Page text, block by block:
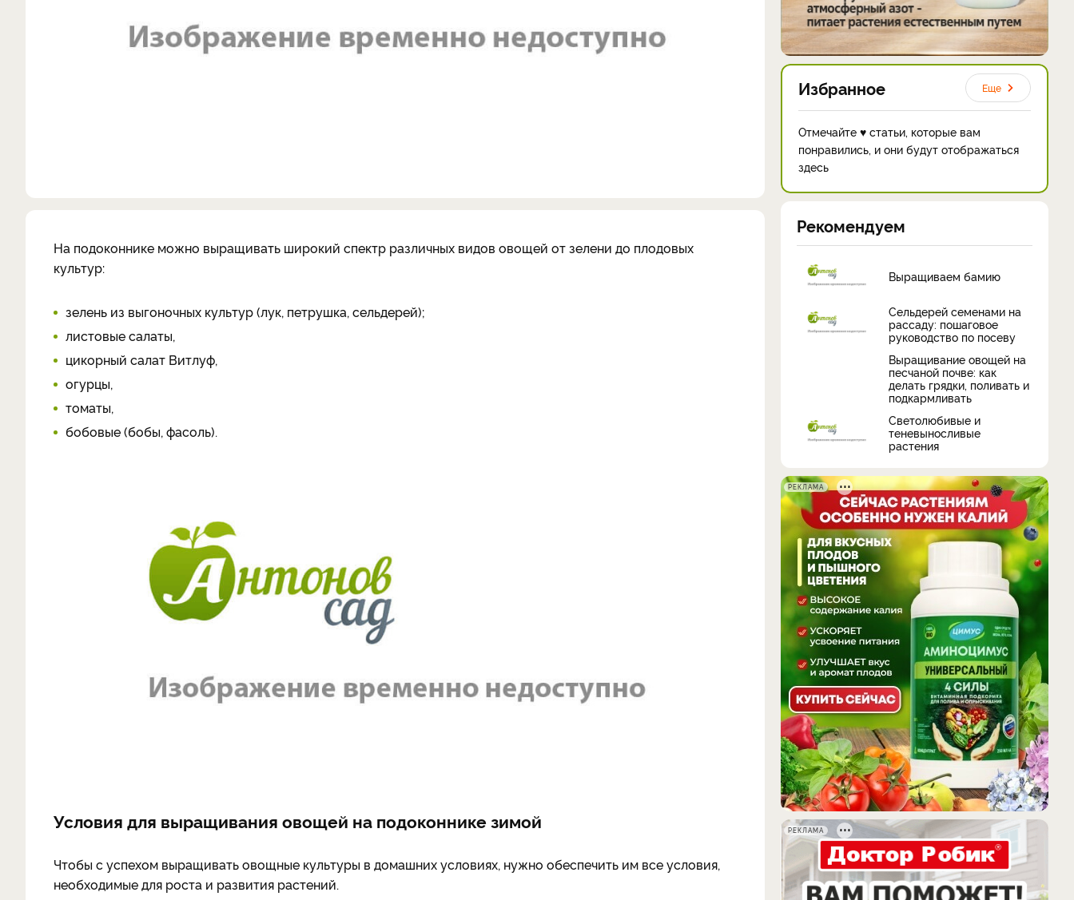
На подоконнике можно выращивать широкий спектр различных видов овощей от зелени до плодовых
культур:
зелень из выгоночных культур (лук, петрушка, сельдерей);
листовые салаты,
цикорный салат Витлуф,
огурцы,
томаты,
бобовые (бобы, фасоль).
Условия для выращивания овощей на подоконнике зимой
Чтобы с успехом выращивать овощные культуры в домашних условиях, нужно обеспечить им все условия,
необходимые для роста и развития растений.
Избранное Еще
Отмечайте ♥ статьи, которые вам
понравились, и они будут отображаться
здесь
Рекомендуем
Выращиваем бамию
Сельдерей семенами на
рассаду: пошаговое
руководство по посеву
Выращивание овощей на
песчаной почве: как
делать грядки, поливать и
подкармливать
Светолюбивые и
теневыносливые
растения
РЕКЛАМА
РЕКЛАМА